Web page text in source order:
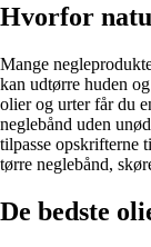
Hvorfor
Mange
kan udtørre huden
olier og urter får du
neglebånd uden
tilpasse opskrifterne
tørre neglebånd,
De bedste